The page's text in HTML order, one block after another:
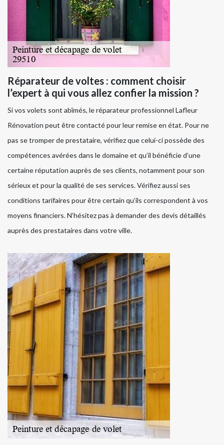
Réparateur de voltes : comment choisir
l’expert à qui vous allez confier la mission ?
Si vos volets sont abîmés, le réparateur professionnel Lafleur
Rénovation peut être contacté pour leur remise en état. Pour ne
pas se tromper de prestataire, vérifiez que celui-ci possède des
compétences avérées dans le domaine et qu’il bénéficie d’une
certaine réputation auprès de ses clients, notamment pour son
sérieux et pour la qualité de ses services. Vérifiez aussi ses
conditions tarifaires pour être certain qu’ils correspondent à vos
moyens financiers. N’hésitez pas à demander des devis détaillés
auprès des prestataires dans votre ville.